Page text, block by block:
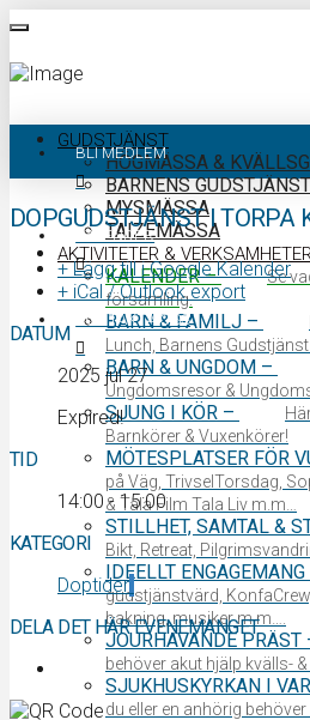
GUDSTJÄNST
HÖGMÄSSA &
BARNENS GUDSTJÄNST
MYSMÄSSA
TAIZÉMÄSSA
AKTIVITETER &
KALENDER–
Se
församling.
BARN & FAMILJ –
Lunch, Barnens Gudstjänst
BARN & UNGDOM –
Ungdomsresor &
SJUNG I KÖR –
Barnkörer & Vuxenkörer!
MÖTESPLATSER FÖR
på Väg, TrivselTorsdag,
& Tala Film Tala Liv m.m…
STILLHET, SAMTAL &
Bikt, Retreat,
IDEELLT ENGAGEMANG
gudstjänstvärd,
bakning, musiker m.m….
JOURHAVANDE PRÄST
behöver akut hjälp kvälls-
SJUKHUSKYRKAN I
du eller en anhörig
BLI MEDLEM
KALENDER
KONTAKTA OSS
DOPGUDSTJÄNST I TORPA
+ Lägg till i Google Kalender
+ iCal / Outlook export
DATUM
2025 jul 27
Expired!
TID
14:00 - 15:00
KATEGORI
Doptider
DELA DET HÄR EVENEMANGET